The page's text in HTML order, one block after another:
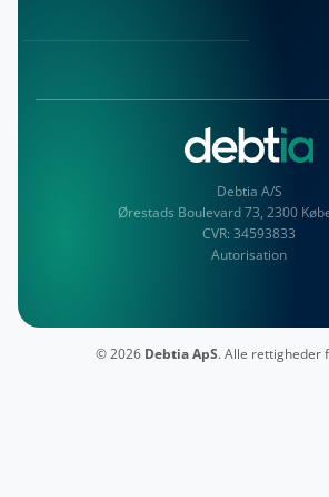
Debtia A/S
Ørestads Boulevard 73, 2300
CVR: 34593833
Autorisation
© 2026 Debtia ApS. Alle rettigheder